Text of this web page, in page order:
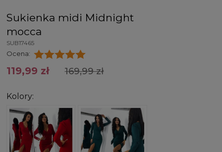
Sukienka midi Midnight
mocca
SUB17465
Ocena:
119,99 zł 169,99 zł
Kolory: